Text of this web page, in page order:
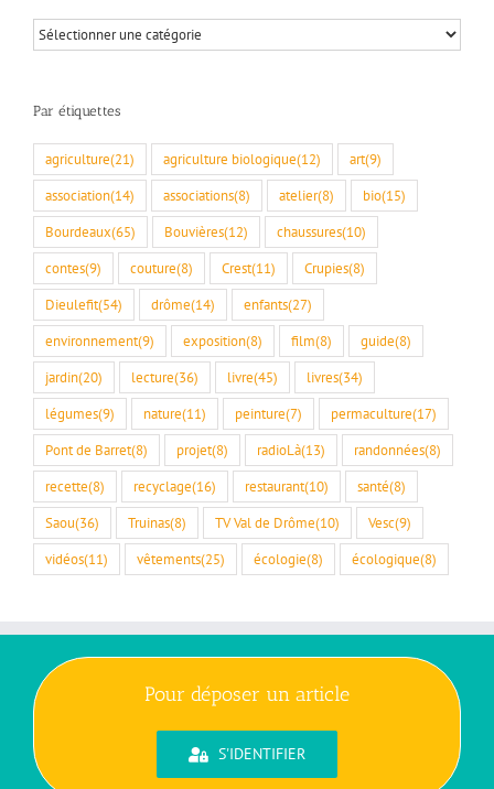
Par
rubriques
Par étiquettes
agriculture(21) agriculture biologique(12) art(9)
association(14) associations(8) atelier(8) bio(15)
Bourdeaux(65) Bouvières(12) chaussures(10)
contes(9) couture(8) Crest(11) Crupies(8)
Dieulefit(54) drôme(14) enfants(27)
environnement(9) exposition(8) film(8) guide(8)
jardin(20) lecture(36) livre(45) livres(34)
légumes(9) nature(11) peinture(7) permaculture(17)
Pont de Barret(8) projet(8) radioLà(13) randonnées(8)
recette(8) recyclage(16) restaurant(10) santé(8)
Saou(36) Truinas(8) TV Val de Drôme(10) Vesc(9)
vidéos(11) vêtements(25) écologie(8) écologique(8)
Pour déposer un article
S'IDENTIFIER